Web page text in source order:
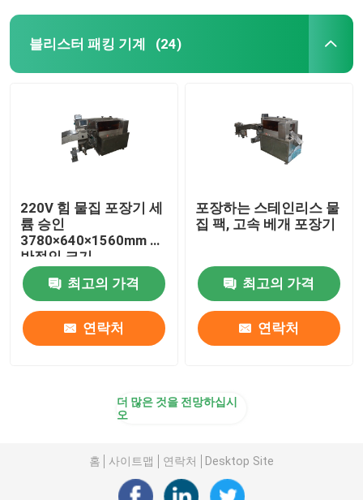
블리스터 패킹 기계 (24)
220V 힘 물집 포장기 세
륨 승인
3780×640×1560mm 전
반적인 크기
최고의 가격
연락처
포장하는 스테인리스 물
집 팩, 고속 베개 포장기
최고의 가격
연락처
더 많은 것을 전망하십시
오
홈 사이트맵 연락처 Desktop Site